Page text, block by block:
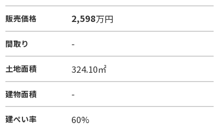
販売価格 2,598万円
間取り -
土地面積 324.10㎡
建物面積 -
建ぺい率 60%